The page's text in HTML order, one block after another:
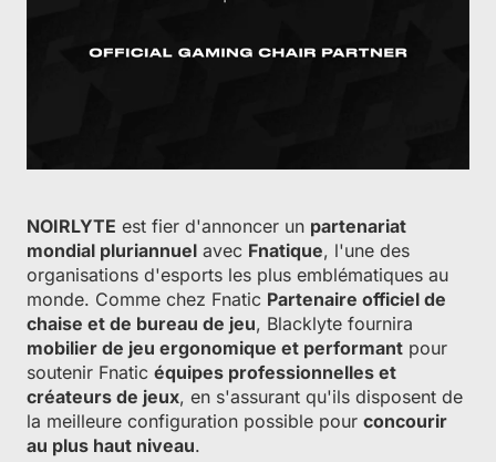
NOIRLYTE est fier d'annoncer un partenariat
mondial pluriannuel avec Fnatique, l'une des
organisations d'esports les plus emblématiques au
monde. Comme chez Fnatic Partenaire officiel de
chaise et de bureau de jeu, Blacklyte fournira
mobilier de jeu ergonomique et performant pour
soutenir Fnatic équipes professionnelles et
créateurs de jeux, en s'assurant qu'ils disposent de
la meilleure configuration possible pour concourir
au plus haut niveau.